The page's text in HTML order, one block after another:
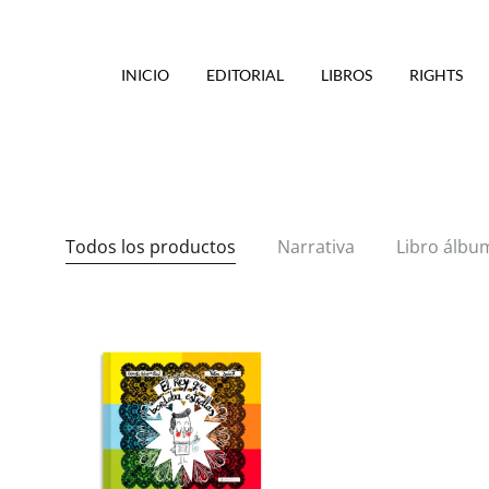
INICIO EDITORIAL LIBROS RIGHTS
Todos los productos Narrativa Libro